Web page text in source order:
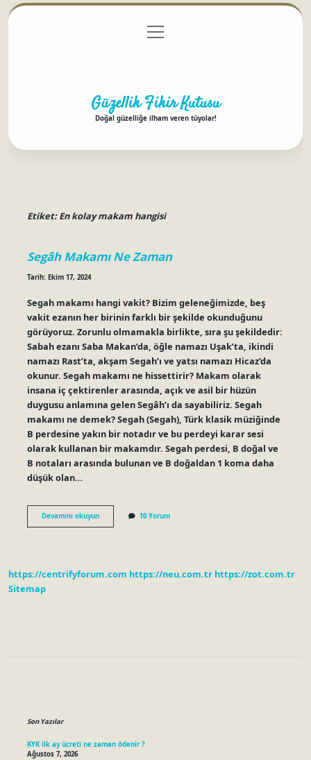
Gizlilik Politikası
menüyü
aç
Güzellik Fikir Kutusu
Doğal güzelliğe ilham veren tüyolar!
Etiket:En kolay makam hangisi
Segâh Makamı Ne Zaman
Tarih: Ekim 17, 2024
Segah makamı hangi vakit? Bizim geleneğimizde, beş
vakit ezanın her birinin farklı bir şekilde okunduğunu
görüyoruz. Zorunlu olmamakla birlikte, sıra şu şekildedir:
Sabah ezanı Saba Makan’da, öğle namazı Uşak’ta, ikindi
namazı Rast’ta, akşam Segah’ı ve yatsı namazı Hicaz’da
okunur. Segah makamı ne hissettirir? Makam olarak
insana iç çektirenler arasında, açık ve asil bir hüzün
duygusu anlamına gelen Segâh’ı da sayabiliriz. Segah
makamı ne demek? Segah (Segah), Türk klasik müziğinde
B perdesine yakın bir notadır ve bu perdeyi karar sesi
olarak kullanan bir makamdır. Segah perdesi, B doğal ve
B notaları arasında bulunan ve B doğaldan 1 koma daha
düşük olan…
Devamını okuyunSegâh
Makamı
10 Yorum
https://centrifyforum.com https://neu.com.tr https://zot.com.tr
Sitemap
Son Yazılar
KYK ilk ay ücreti ne zaman ödenir ?
Ağustos 7, 2026